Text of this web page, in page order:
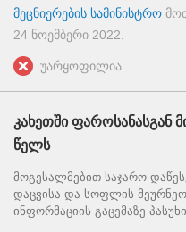
მეცნიერების სამინისტრო
24 ნოემბერი 2022
უარყოფილია.
კახეთში ფაროსანასგან
წელს
მოგესალმებით საჯარო
დაცვისა და სოფლის
ინფორმაციის გაცემაზე